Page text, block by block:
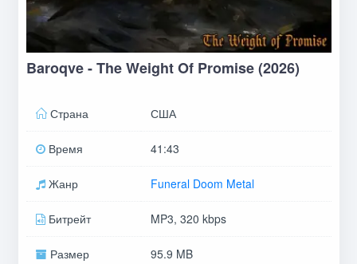
Baroqve - The Weight Of Promise (2026)
Страна США
Время 41:43
Жанр Funeral Doom Metal
Битрейт MP3, 320 kbps
Размер 95.9 MB